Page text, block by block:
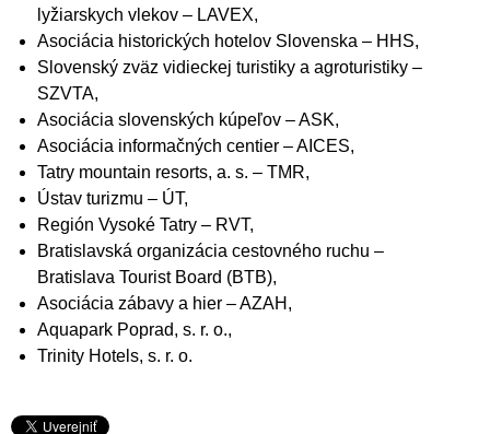
lyžiarskych vlekov – LAVEX,
Asociácia historických hotelov Slovenska – HHS,
Slovenský zväz vidieckej turistiky a agroturistiky –
SZVTA,
Asociácia slovenských kúpeľov – ASK,
Asociácia informačných centier – AICES,
Tatry mountain resorts, a. s. – TMR,
Ústav turizmu – ÚT,
Región Vysoké Tatry – RVT,
Bratislavská organizácia cestovného ruchu –
Bratislava Tourist Board (BTB),
Asociácia zábavy a hier – AZAH,
Aquapark Poprad, s. r. o.,
Trinity Hotels, s. r. o.